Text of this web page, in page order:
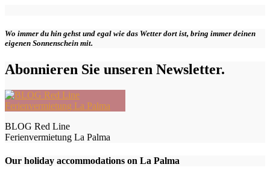
Wo immer du hin gehst und egal wie das Wetter dort ist, bring immer deinen
eigenen Sonnenschein mit.
Abonnieren Sie unseren Newsletter.
BLOG Red Line
Ferienvermietung La Palma
Our holiday accommodations on La Palma